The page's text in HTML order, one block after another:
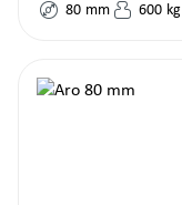
80 mm 600 kg